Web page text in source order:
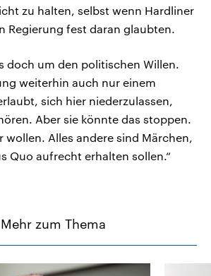
zu halten, selbst wenn Hardliner
Regierung fest daran glaubten.
doch um den politischen Willen.
weiterhin auch nur einem
sich hier niederzulassen,
Aber sie könnte das stoppen.
wollen. Alles andere sind Märchen,
Quo aufrecht erhalten sollen.“
Mehr zum Thema